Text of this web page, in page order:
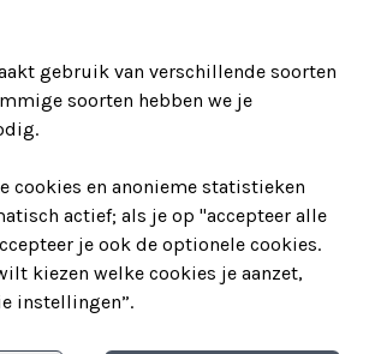
wij de groep van harte welkom en
met een drankje en hapje
van het programma
wij een leuke teamfoto, welke je
met een drankje
arrangement aan vanaf €
gebruik van verschillende soorten
soorten hebben we je
cookies en anonieme statistieken
actief; als je op "accepteer alle
je ook de optionele cookies.
kiezen welke cookies je aanzet,
instellingen”.